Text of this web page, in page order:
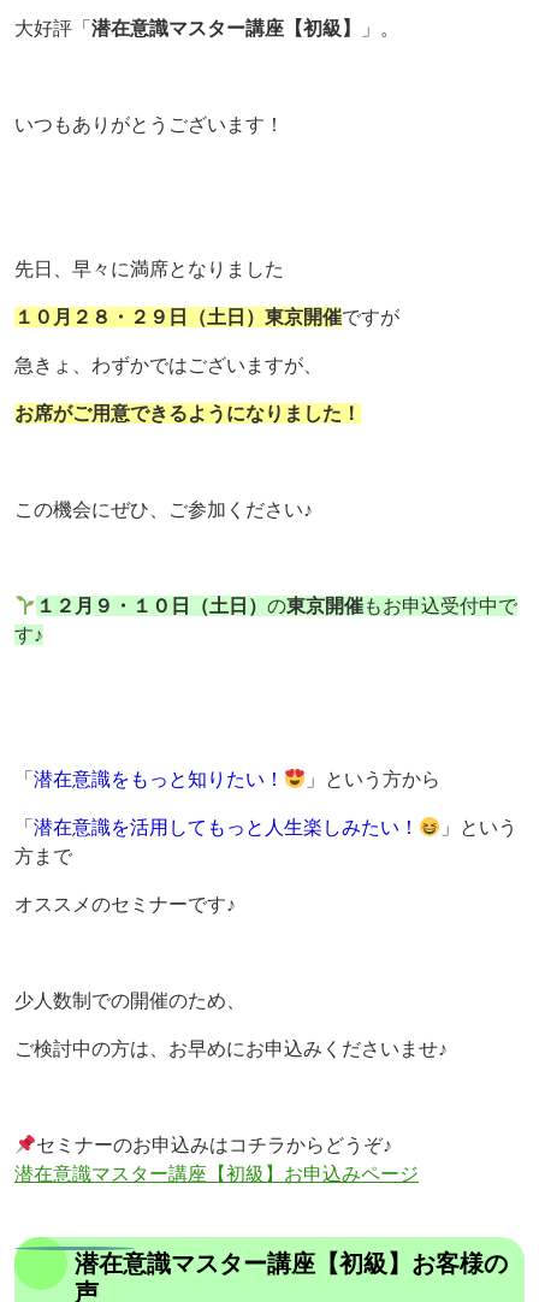
大好評「 潜在意識マスター講座【初級】 」。
いつもありがとうございます！
先日、早々に満席となりました
１０月２８・２９日（土日）東京開催ですが
急きょ、わずかではございますが、
お席がご用意できるようになりました！
この機会にぜひ、ご参加ください♪
１２月９・１０日（土日）の東京開催もお申込受付中で
す♪
「 潜在意識をもっと知りたい！ 」という方から
「 潜在意識を活用してもっと人生楽しみたい！
」という
方まで
オススメのセミナーです♪
少人数制での開催のため、
ご検討中の方は、お早めにお申込みくださいませ♪
セミナーのお申込みはコチラからどうぞ♪
潜在意識マスター講座【初級】お申込みページ
潜在意識マスター講座【初級】お客様の
声